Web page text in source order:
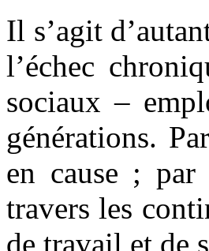
Il s’agit
l’échec
sociaux –
générations.
en cause ; par
travers les
de travail et de